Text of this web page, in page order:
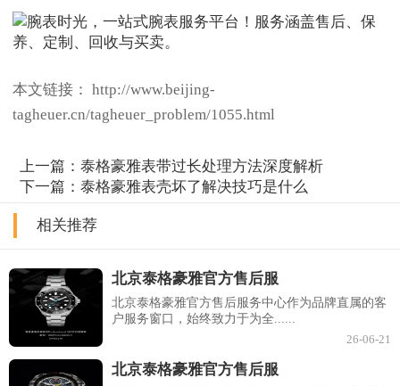
本文链接： http://www.beijing-
tagheuer.cn/tagheuer_problem/1055.html
上一篇：泰格豪雅表带过长处理方法深度解析
下一篇：泰格豪雅表壳坏了解决技巧是什么
相关推荐
北京泰格豪雅官方售后服
北京泰格豪雅官方售后服务中心作为品牌直属的客
户服务窗口，始终致力于为全......
26-06-21
北京泰格豪雅官方售后服